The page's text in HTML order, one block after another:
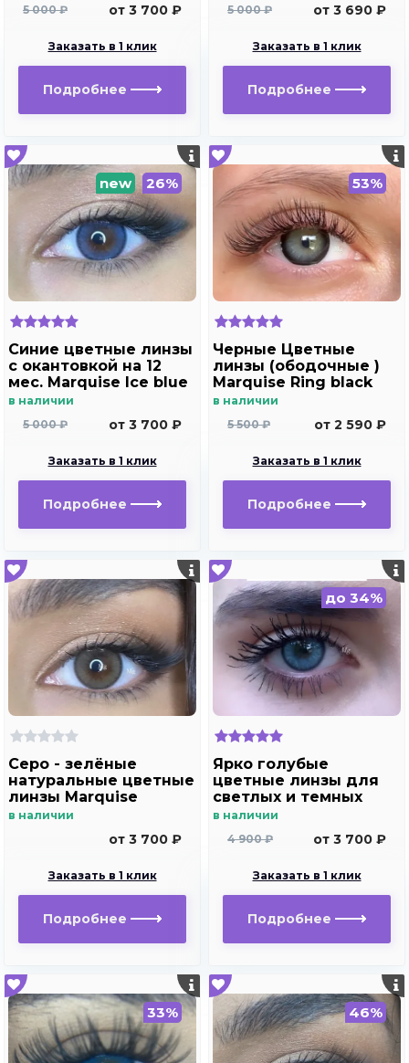
5 000 ₽
от 3 700 ₽
Заказать в 1 клик
Подробнее
темных глаз с
5 000 ₽
от 3 690 ₽
Заказать в 1 клик
Подробнее
new 26%
Синие цветные линзы
c окантовкой на 12
мес. Marquise Ice blue
в наличии
5 000 ₽
от 3 700 ₽
Заказать в 1 клик
Подробнее
53%
Черные Цветные
линзы (ободочные )
Marquise Ring black
в наличии
5 500 ₽
от 2 590 ₽
Заказать в 1 клик
Подробнее
Серо - зелёные
натуральные цветные
линзы Marquise
platinum gray
в наличии
от 3 700 ₽
Заказать в 1 клик
Подробнее
до 34%
Ярко голубые
цветные линзы для
светлых и темных
глаз
в наличии
4 900 ₽
от 3 700 ₽
Заказать в 1 клик
Подробнее
33% 46%